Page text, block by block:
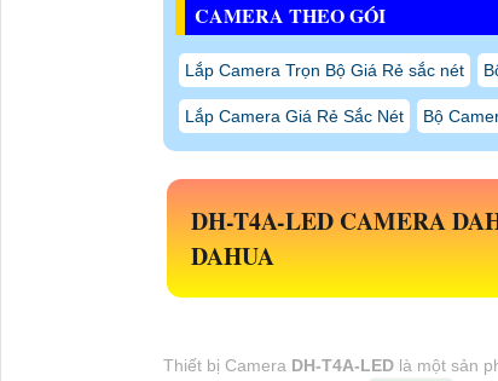
CAMERA THEO GÓI
Lắp Camera Trọn Bộ Giá Rẻ sắc nét
Lắp Camera Giá Rẻ Sắc Nét Bộ
DH-T4A-LED CAMERA
DAHUA
Thiết bị Camera DH-T4A-LED là một sản